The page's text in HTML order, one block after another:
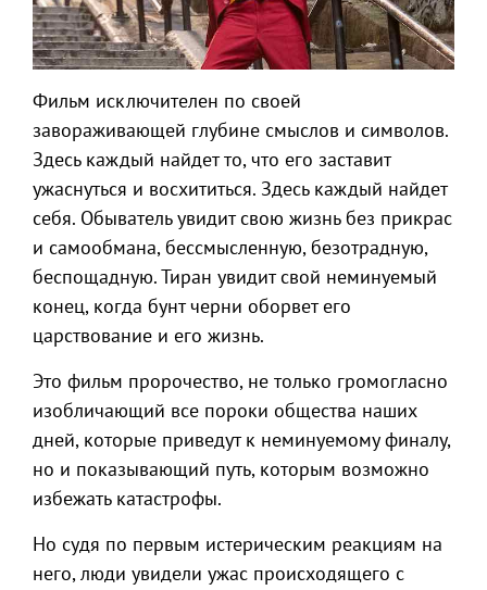
Фильм исключителен по своей
завораживающей глубине смыслов и символов.
Здесь каждый найдет то, что его заставит
ужаснуться и восхититься. Здесь каждый найдет
себя. Обыватель увидит свою жизнь без прикрас
и самообмана, бессмысленную, безотрадную,
беспощадную. Тиран увидит свой неминуемый
конец, когда бунт черни оборвет его
царствование и его жизнь.
Это фильм пророчество, не только громогласно
изобличающий все пороки общества наших
дней, которые приведут к неминуемому финалу,
но и показывающий путь, которым возможно
избежать катастрофы.
Но судя по первым истерическим реакциям на
него, люди увидели ужас происходящего с